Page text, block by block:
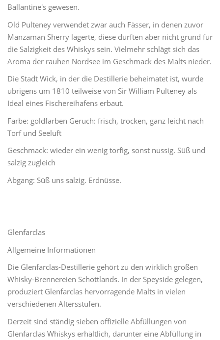
Ballantine's gewesen.
Old Pulteney verwendet zwar auch Fässer, in denen zuvor
Manzaman Sherry lagerte, diese dürften aber nicht grund für
die Salzigkeit des Whiskys sein. Vielmehr schlägt sich das
Aroma der rauhen Nordsee im Geschmack des Malts nieder.
Die Stadt Wick, in der die Destillerie beheimatet ist, wurde
übrigens um 1810 teilweise von Sir William Pulteney als
Ideal eines Fischereihafens erbaut.
Farbe: goldfarben Geruch: frisch, trocken, ganz leicht nach
Torf und Seeluft
Geschmack: wieder ein wenig torfig, sonst nussig. Süß und
salzig zugleich
Abgang: Süß uns salzig. Erdnüsse.
Glenfarclas
Allgemeine Informationen
Die Glenfarclas-Destillerie gehört zu den wirklich großen
Whisky-Brennereien Schottlands. In der Speyside gelegen,
produziert Glenfarclas hervorragende Malts in vielen
verschiedenen Altersstufen.
Derzeit sind ständig sieben offizielle Abfüllungen von
Glenfarclas Whiskys erhältlich, darunter eine Abfüllung in